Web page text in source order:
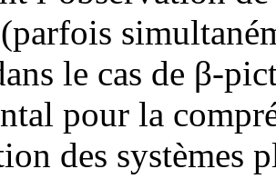
le cas de β-
pour la
des systèmes